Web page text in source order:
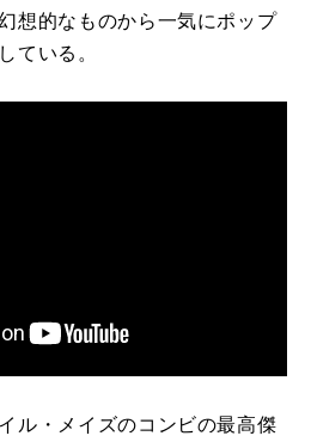
想的なものから一気にポップ
ている。
ル・メイズのコンビの最高傑